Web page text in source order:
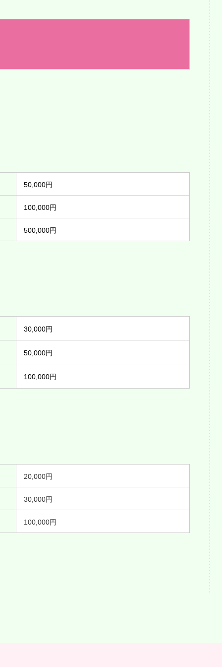
50,000円
100,000円
500,000円
30,000円
50,000円
100,000円
20,000円
30,000円
100,000円